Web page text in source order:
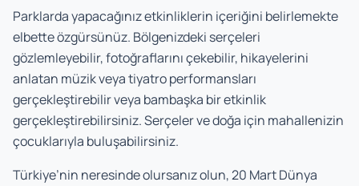
Parklarda yapacağınız etkinliklerin içeriğini belirlemekte
elbette özgürsünüz. Bölgenizdeki serçeleri
gözlemleyebilir, fotoğraflarını çekebilir, hikayelerini
anlatan müzik veya tiyatro performansları
gerçekleştirebilir veya bambaşka bir etkinlik
gerçekleştirebilirsiniz. Serçeler ve doğa için mahallenizin
çocuklarıyla buluşabilirsiniz.
Türkiye’nin neresinde olursanız olun, 20 Mart Dünya